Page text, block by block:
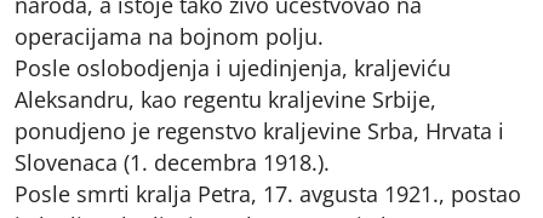
operacijama na bojnom polju.
Posle oslobodjenja i ujedinjenja, kraljeviću
Aleksandru, kao regentu kraljevine Srbije,
ponudjeno je regenstvo kraljevine Srba, Hrvata i
Slovenaca (1. decembra 1918.).
Posle smrti kralja Petra, 17. avgusta 1921., postao